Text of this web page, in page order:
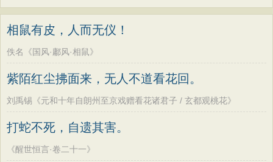
相鼠有皮，人而无仪！
佚名《国风·鄘风·相鼠》
紫陌红尘拂面来，无人不道看花回。
刘禹锡《元和十年自朗州至京戏赠看花诸君子 / 玄都观桃花》
打蛇不死，自遗其害。
《醒世恒言·卷二十一》